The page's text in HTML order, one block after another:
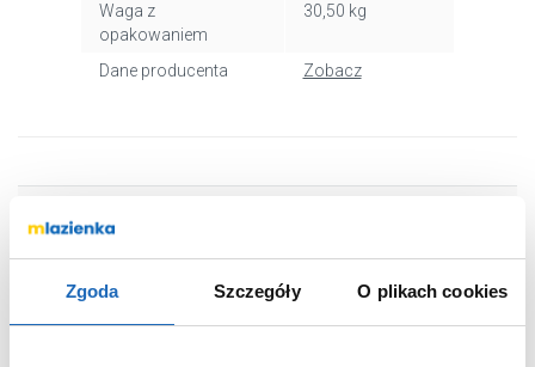
Zgoda Szczegóły O plikach cookies
Waga z
opakowaniem
30,50 kg
Dane producenta Zobacz
WARTO DOKUPIĆ